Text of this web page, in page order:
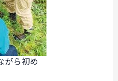
がら初め